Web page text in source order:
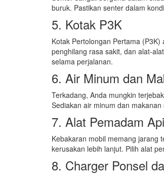
buruk. Pastikan senter dalam
5. Kotak P3K
Kotak Pertolongan Pertama
penghilang rasa sakit, dan alat-
selama perjalanan.
6. Air Minum dan
Terkadang, Anda mungkin
Sediakan air minum dan
7. Alat Pemadam Api
Kebakaran mobil memang jarang
kerusakan lebih lanjut. Pilih alat
8. Charger Ponsel